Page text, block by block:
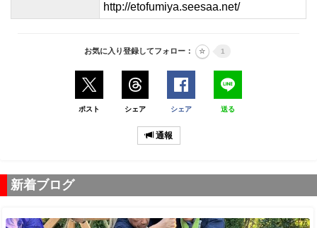
http://etofumiya.seesaa.net/
お気に入り登録してフォロー： 1
ポスト シェア シェア 送る
通報
新着ブログ